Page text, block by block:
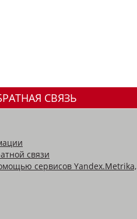
СВЯЗЬ
связи
сервисов Yandex.Metrika,